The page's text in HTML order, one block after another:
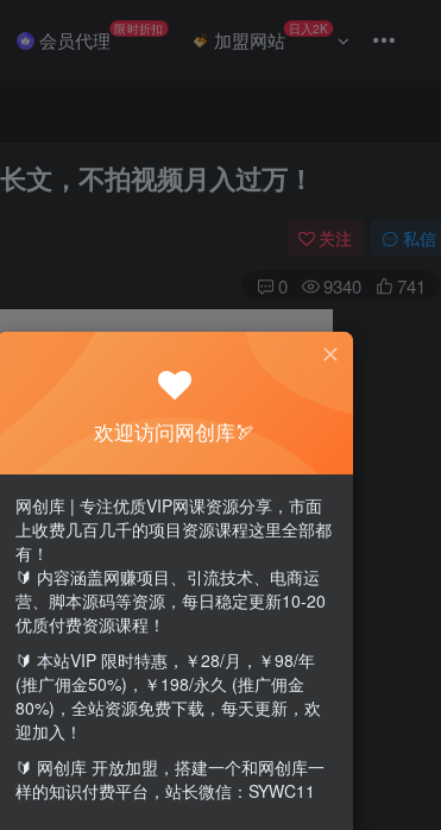
会员代理 限时折扣 加盟网站 日入2K
文，不拍视频月入过万！
关注 私信
0 9340 741
欢迎访问网创库🏹
网创库 | 专注优质VIP网课资源分享，市面
上收费几百几千的项目资源课程这里全部都
有！
🔰 内容涵盖网赚项目、引流技术、电商运
营、脚本源码等资源，每日稳定更新10-20
优质付费资源课程！
🔰 本站VIP 限时特惠，￥28/月，￥98/年
(推广佣金50%)，￥198/永久 (推广佣金
80%)，全站资源免费下载，每天更新，欢
迎加入！
🔰 网创库 开放加盟，搭建一个和网创库一
样的知识付费平台，站长微信：SYWC11